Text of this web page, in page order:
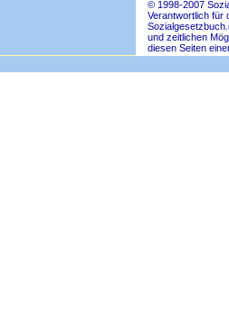
© 1998-2007
Verantwortlich für
und zeitlichen
diesen Seiten